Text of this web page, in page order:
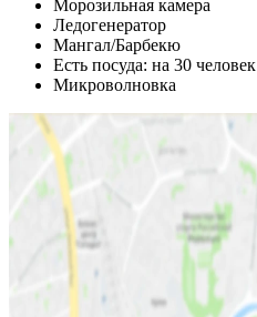
Морозильная камера
Ледогенератор
Мангал/Барбекю
Есть посуда: на 30 человек
Микроволновка